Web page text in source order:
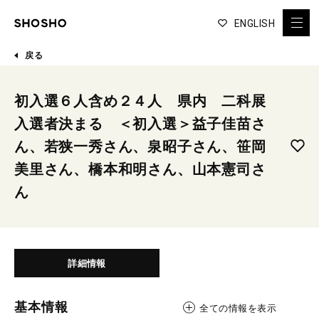
ENGLISH
戻る
初入選６人含め２４人 県内 二科展
入選者決まる ＜初入選＞益子佳苗さ
ん、若狭一秀さん、泉昭子さん、笹岡
美里さん、橋本和明さん、山本憲司さ
ん
詳細情報
基本情報 全ての情報を表示